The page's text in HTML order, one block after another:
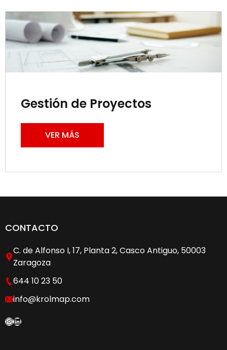
Gestión de Proyectos
VER MÁS
CONTACTO
C. de Alfonso I, 17, Planta 2, Casco Antiguo, 50003
Zaragoza
644 10 23 50
info@krolmap.com
Instagram
LinkedIn